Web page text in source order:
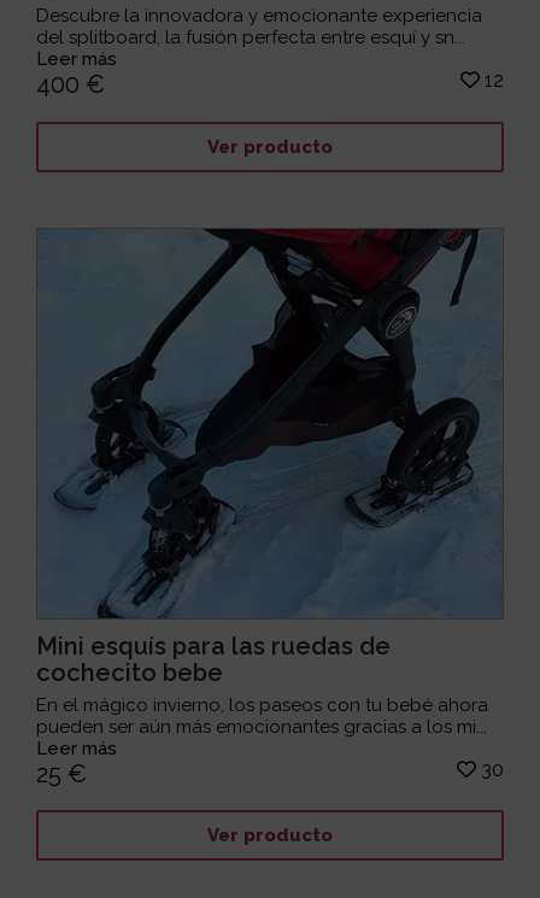
Descubre la innovadora y emocionante experiencia
del splitboard, la fusión perfecta entre esquí y sn...
Leer más
400 € 12
Ver producto
Mini esquís para las ruedas de
cochecito bebe
En el mágico invierno, los paseos con tu bebé ahora
pueden ser aún más emocionantes gracias a los mi...
Leer más
25 € 30
Ver producto